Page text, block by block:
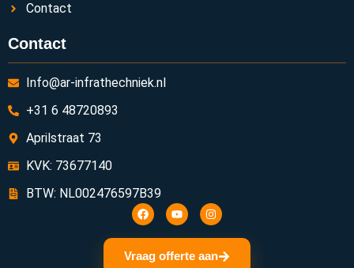
Contact
Contact
Info@ar-infrathechniek.nl
+31 6 48720893
Aprilstraat 73
KVK: 73677140
BTW: NL002476597B39
Vraag offerte aan